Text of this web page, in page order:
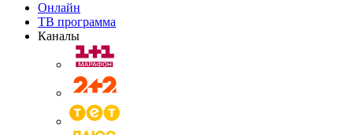
Онлайн
ТВ программа
Каналы